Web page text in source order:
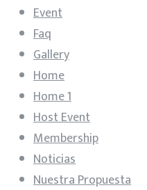
Event
Faq
Gallery
Home
Home 1
Host Event
Membership
Noticias
Nuestra Propuesta